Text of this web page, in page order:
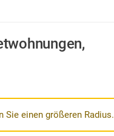
Sie einen größeren Radius.